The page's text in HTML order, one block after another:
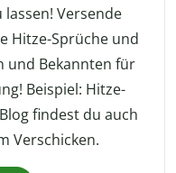
Versende
Hitze-Sprüche und
und Bekannten für
Beispiel: Hitze-
findest du auch
Verschicken.